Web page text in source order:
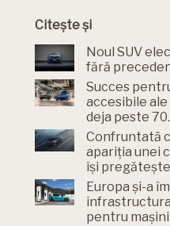
Citește și
Noul SUV
fără
Succes
accesibile ale
deja peste
Confruntată
apariția unei
își
Europa și-a
pentru